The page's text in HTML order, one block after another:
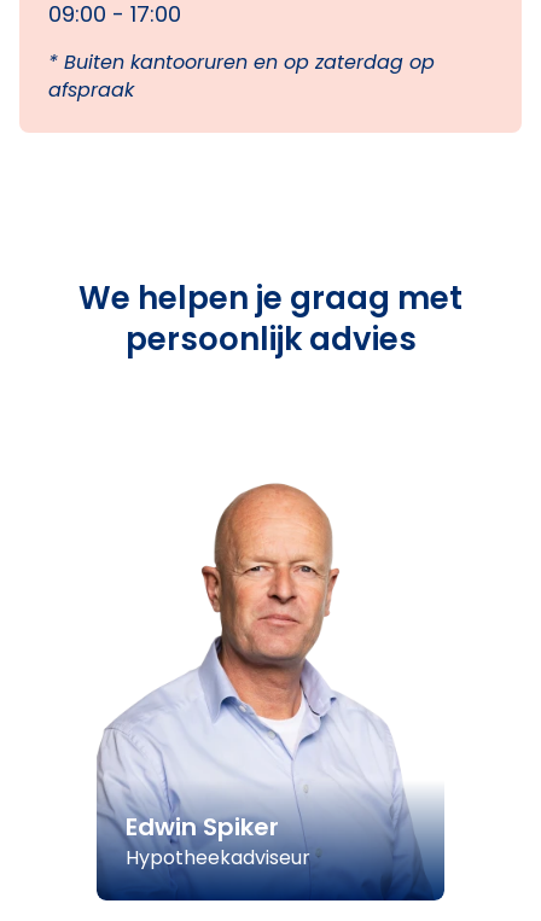
09:00 - 17:00
* Buiten kantooruren en op zaterdag op
afspraak
We helpen je graag met
persoonlijk advies
Edwin Spiker
Hypotheekadviseur